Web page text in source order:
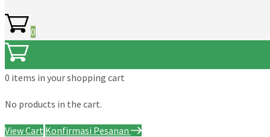
0
0 items in your shopping cart
No products in the cart.
View Cart Konfirmasi Pesanan